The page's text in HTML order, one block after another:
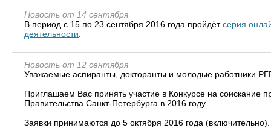
Новость от 14 сентября
— В период с 15 по 23 сентября 2016 года пройдётсерия
деятельности
Новость от 12 сентября
— Уважаемые аспиранты, докторанты и молодые работники
Приглашаем Вас принять участие в Конкурсе на соискание
Правительства Санкт-Петербурга в 2016 году.
Заявки принимаются до 5 октября 2016 года (включительно).